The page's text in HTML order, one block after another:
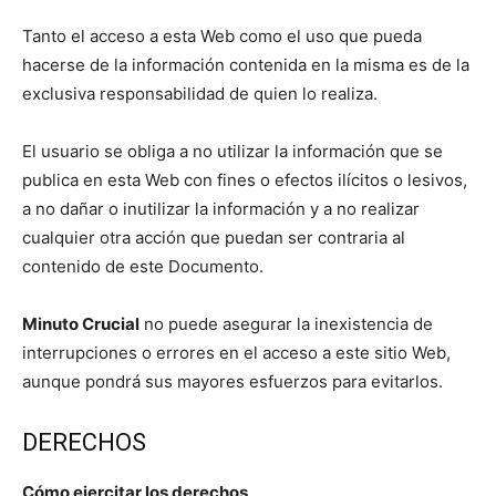
Tanto el acceso a esta Web como el uso que pueda
hacerse de la información contenida en la misma es de la
exclusiva responsabilidad de quien lo realiza.
El usuario se obliga a no utilizar la información que se
publica en esta Web con fines o efectos ilícitos o lesivos,
a no dañar o inutilizar la información y a no realizar
cualquier otra acción que puedan ser contraria al
contenido de este Documento.
Minuto Crucial no puede asegurar la inexistencia de
interrupciones o errores en el acceso a este sitio Web,
aunque pondrá sus mayores esfuerzos para evitarlos.
DERECHOS